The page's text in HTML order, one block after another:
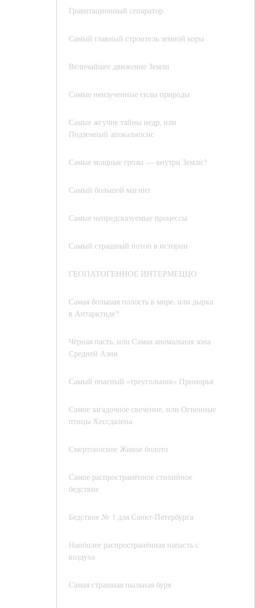
Гравитационный сепаратор
Самый главный строитель земной коры
Величайшее движение Земли
Самые неизученные силы природы
Самые жгучие тайны недр, или
Подземный апокалипсис
Самые мощные грозы — внутри Земли?
Самый большой магнит
Самые непредсказуемые процессы
Самый страшный потоп в истории
ГЕОПАТОГЕННОЕ ИНТЕРМЕЦЦО
Самая большая полость в мире, или дырка
в Антарктиде?
Чёрная пасть, или Самая аномальная зона
Средней Азии
Самый опасный «треугольник» Приморья
Самое загадочное свечение, или Огненные
птицы Хессдалена
Смертоносное Живое болото
Самое распространённое стихийное
бедствие
Бедствие № 1 для Санкт-Петербурга
Наиболее распространённая напасть с
воздуха
Самая страшная пыльная буря